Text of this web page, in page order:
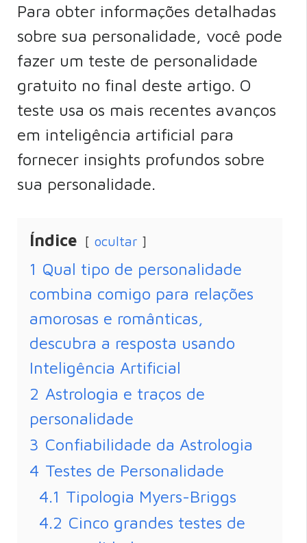
Para obter informações detalhadas
sobre sua personalidade, você pode
fazer um teste de personalidade
gratuito no final deste artigo. O
teste usa os mais recentes avanços
em inteligência artificial para
fornecer insights profundos sobre
sua personalidade.
Índice ocultar
1 Qual tipo de personalidade
combina comigo para relações
amorosas e românticas,
descubra a resposta usando
Inteligência Artificial
2 Astrologia e traços de
personalidade
3 Confiabilidade da Astrologia
4 Testes de Personalidade
4.1 Tipologia Myers-Briggs
4.2 Cinco grandes testes de